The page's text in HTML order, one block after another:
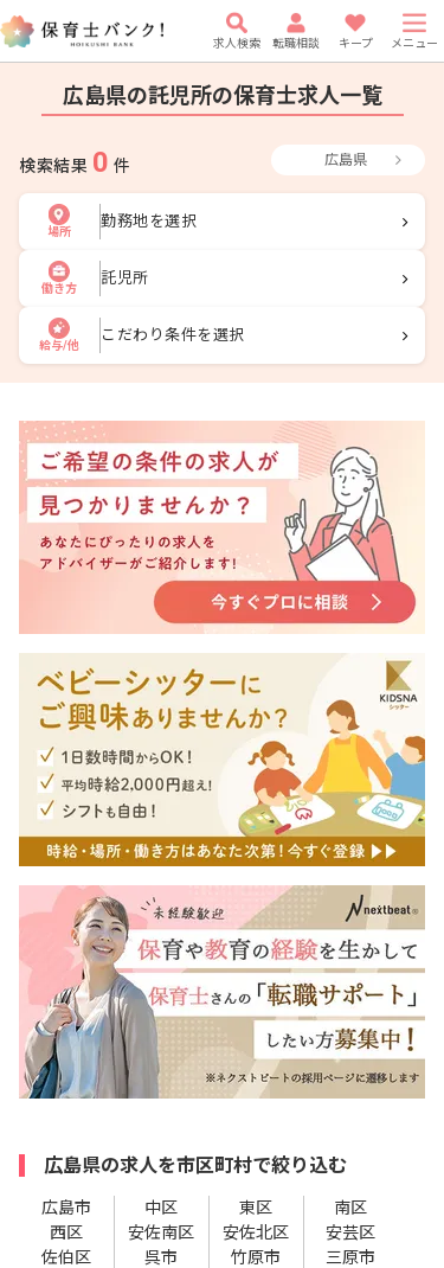
求人検索 転職相談 キープ メニュー
広島県の託児所の保育士求人一覧
検索結果 0 件 広島県
場所
勤務地を選択
働き方
託児所
給与/他
こだわり条件を選択
広島県の求人を市区町村で絞り込む
広島市 中区 東区
南区
西区
安佐南区 安佐北区
安芸区
佐伯区
呉市 竹原市
三原市